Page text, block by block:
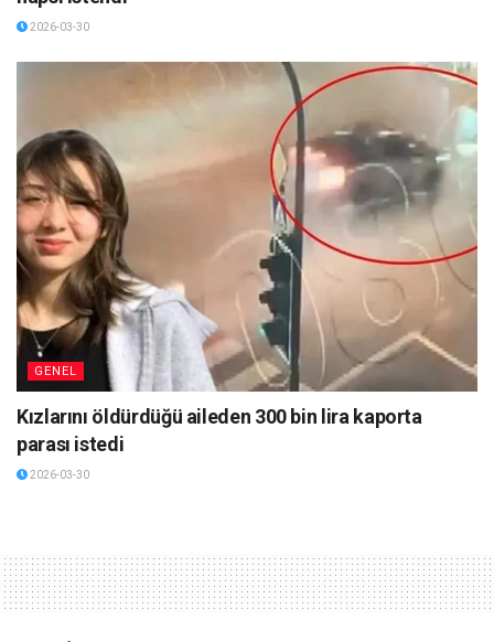
2026-03-30
GENEL
Kızlarını öldürdüğü aileden 300 bin lira kaporta
parası istedi
2026-03-30